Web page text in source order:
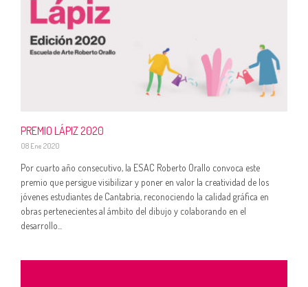
PREMIO LÁPIZ 2020
08 Ene 2020
Por cuarto año consecutivo, la ESAC Roberto Orallo convoca este
premio que persigue visibilizar y poner en valor la creatividad de los
jóvenes estudiantes de Cantabria, reconociendo la calidad gráfica en
obras pertenecientes al ámbito del dibujo y colaborando en el
desarrollo...